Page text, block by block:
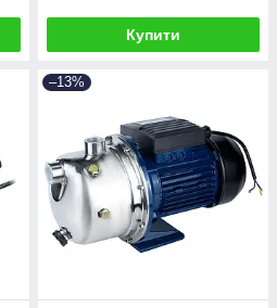
Купити
–13%